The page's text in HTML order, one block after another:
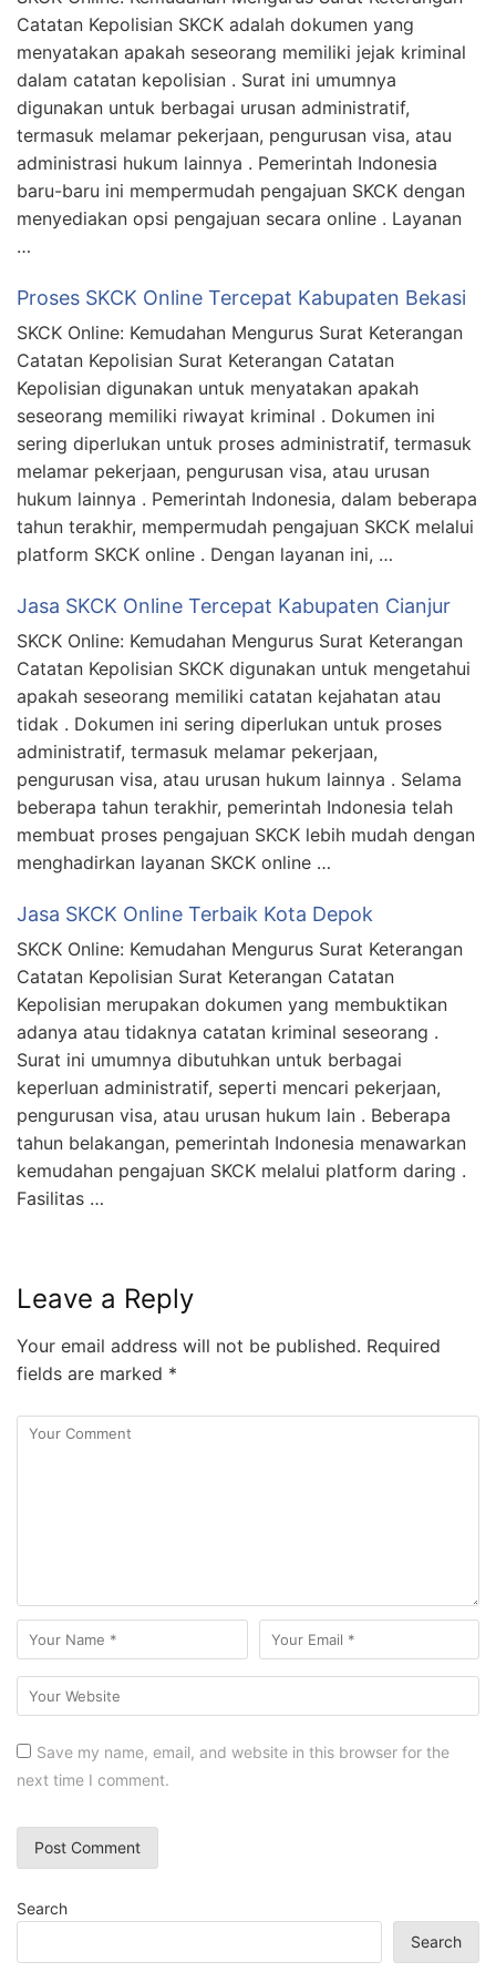
Catatan Kepolisian SKCK adalah dokumen yang
menyatakan apakah seseorang memiliki jejak kriminal
dalam catatan kepolisian . Surat ini umumnya
digunakan untuk berbagai urusan administratif,
termasuk melamar pekerjaan, pengurusan visa, atau
administrasi hukum lainnya . Pemerintah Indonesia
baru-baru ini mempermudah pengajuan SKCK dengan
menyediakan opsi pengajuan secara online . Layanan
…
Proses SKCK Online Tercepat Kabupaten Bekasi
SKCK Online: Kemudahan Mengurus Surat Keterangan
Catatan Kepolisian Surat Keterangan Catatan
Kepolisian digunakan untuk menyatakan apakah
seseorang memiliki riwayat kriminal . Dokumen ini
sering diperlukan untuk proses administratif, termasuk
melamar pekerjaan, pengurusan visa, atau urusan
hukum lainnya . Pemerintah Indonesia, dalam beberapa
tahun terakhir, mempermudah pengajuan SKCK melalui
platform SKCK online . Dengan layanan ini, …
Jasa SKCK Online Tercepat Kabupaten Cianjur
SKCK Online: Kemudahan Mengurus Surat Keterangan
Catatan Kepolisian SKCK digunakan untuk mengetahui
apakah seseorang memiliki catatan kejahatan atau
tidak . Dokumen ini sering diperlukan untuk proses
administratif, termasuk melamar pekerjaan,
pengurusan visa, atau urusan hukum lainnya . Selama
beberapa tahun terakhir, pemerintah Indonesia telah
membuat proses pengajuan SKCK lebih mudah dengan
menghadirkan layanan SKCK online …
Jasa SKCK Online Terbaik Kota Depok
SKCK Online: Kemudahan Mengurus Surat Keterangan
Catatan Kepolisian Surat Keterangan Catatan
Kepolisian merupakan dokumen yang membuktikan
adanya atau tidaknya catatan kriminal seseorang .
Surat ini umumnya dibutuhkan untuk berbagai
keperluan administratif, seperti mencari pekerjaan,
pengurusan visa, atau urusan hukum lain . Beberapa
tahun belakangan, pemerintah Indonesia menawarkan
kemudahan pengajuan SKCK melalui platform daring .
Fasilitas …
Leave a Reply
Your email address will not be published. Required
fields are marked *
Save my name, email, and website in this browser for the
next time I comment.
Search
Search